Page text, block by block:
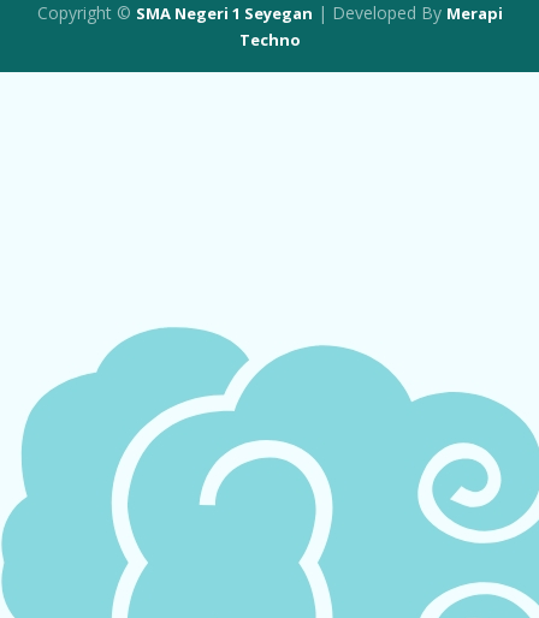
Copyright © SMA Negeri 1 Seyegan | Developed By Merapi
Techno